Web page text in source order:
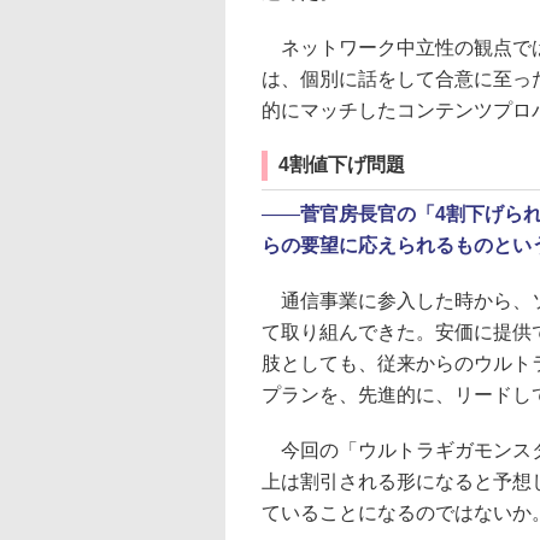
ネットワーク中立性の観点で
は、個別に話をして合意に至
的にマッチしたコンテンツプ
4割値下げ問題
――菅官房長官の「4割下げら
らの要望に応えられるものとい
通信事業に参入した時から、
て取り組んできた。安価に提
肢としても、従来からのウル
プランを、先進的に、リードし
今回の「ウルトラギガモンス
上は割引される形になると予
ていることになるのではないか